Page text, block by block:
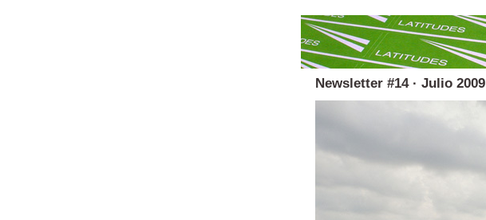
Newsletter #14 · Julio 2009